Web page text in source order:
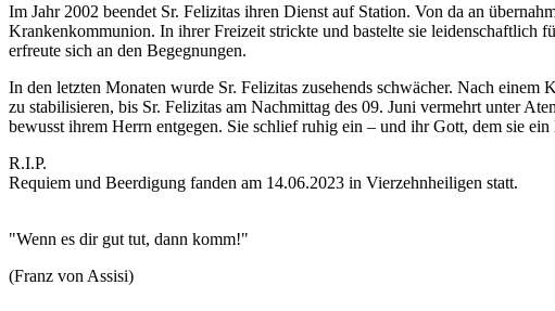
Im Jahr 2002 beendet Sr. Felizitas ihren Dienst auf Station. Von da an
Krankenkommunion. In ihrer Freizeit strickte und bastelte sie leidenschaftlich
erfreute sich an den Begegnungen.
In den letzten Monaten wurde Sr. Felizitas zusehends schwächer. Nach
zu stabilisieren, bis Sr. Felizitas am Nachmittag des 09. Juni vermehrt unter
bewusst ihrem Herrn entgegen. Sie schlief ruhig ein – und ihr Gott, dem sie
R.I.P.
Requiem und Beerdigung fanden am 14.06.2023 in Vierzehnheiligen statt.
"Wenn es dir gut tut, dann komm!"
(Franz von Assisi)